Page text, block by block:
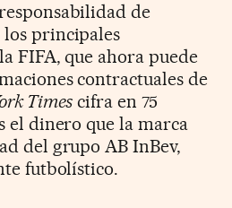
de
los principales
FIFA, que ahora puede
contractuales de
Times cifra en 75
el dinero que la marca
del grupo AB InBev,
futbolístico.